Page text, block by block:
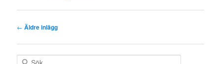
Inläggsnavigering
← Äldre inlägg